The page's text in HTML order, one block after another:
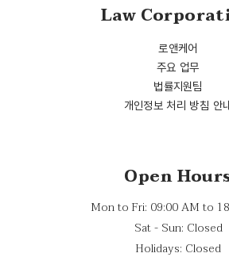
Law
로앤케어
주요 업무
법률지원팀
개인정보 처리 방침 안
Open
Mon to Fri: 09:00 AM to
Sat - Sun: Closed
Holidays: Closed